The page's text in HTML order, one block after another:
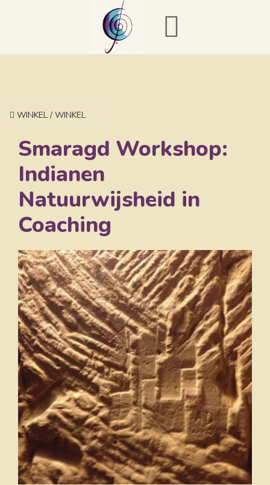
WINKEL / WINKEL
Smaragd Workshop:
Indianen
Natuurwijsheid in
Coaching